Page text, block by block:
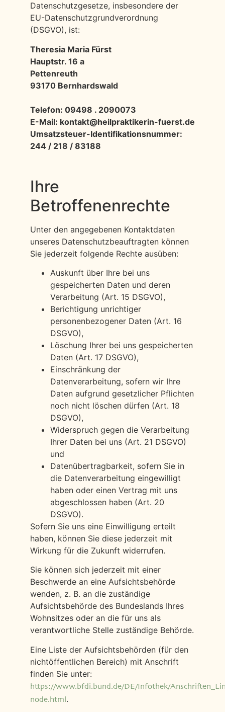
Datenschutzgesetze, insbesondere der
EU-Datenschutzgrundverordnung
(DSGVO), ist:
Theresia Maria Fürst
Hauptstr. 16 a
Pettenreuth
93170 Bernhardswald
Telefon: 09498 . 2090073
E-Mail: kontakt@heilpraktikerin-fuerst.de
Umsatzsteuer-Identifikationsnummer:
244 / 218 / 83188
Ihre
Betroffenenrechte
Unter den angegebenen Kontaktdaten
unseres Datenschutzbeauftragten können
Sie jederzeit folgende Rechte ausüben:
Auskunft über Ihre bei uns
gespeicherten Daten und deren
Verarbeitung (Art. 15 DSGVO),
Berichtigung unrichtiger
personenbezogener Daten (Art. 16
DSGVO),
Löschung Ihrer bei uns gespeicherten
Daten (Art. 17 DSGVO),
Einschränkung der
Datenverarbeitung, sofern wir Ihre
Daten aufgrund gesetzlicher Pflichten
noch nicht löschen dürfen (Art. 18
DSGVO),
Widerspruch gegen die Verarbeitung
Ihrer Daten bei uns (Art. 21 DSGVO)
und
Datenübertragbarkeit, sofern Sie in
die Datenverarbeitung eingewilligt
haben oder einen Vertrag mit uns
abgeschlossen haben (Art. 20
DSGVO).
Sofern Sie uns eine Einwilligung erteilt
haben, können Sie diese jederzeit mit
Wirkung für die Zukunft widerrufen.
Sie können sich jederzeit mit einer
Beschwerde an eine Aufsichtsbehörde
wenden, z. B. an die zuständige
Aufsichtsbehörde des Bundeslands Ihres
Wohnsitzes oder an die für uns als
verantwortliche Stelle zuständige Behörde.
Eine Liste der Aufsichtsbehörden (für den
nichtöffentlichen Bereich) mit Anschrift
finden Sie unter:
https://www.bfdi.bund.de/DE/Infothek/
node.html.